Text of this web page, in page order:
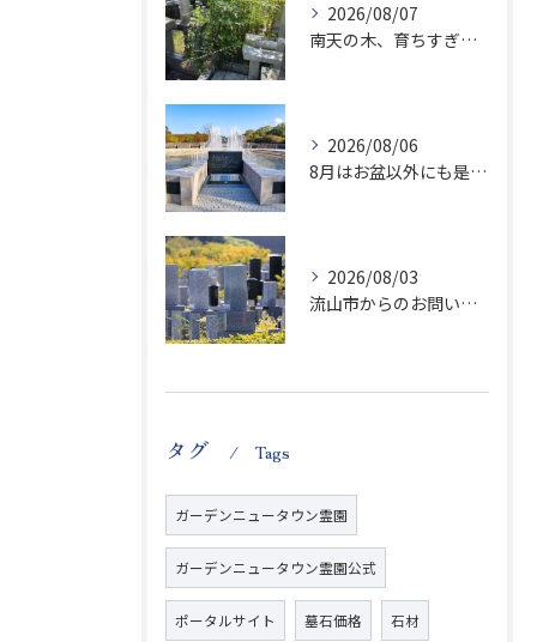
2026/08/07
南天の木、育ちすぎます…笑
2026/08/06
8月はお盆以外にも是非ご供養の気持ちを！
2026/08/03
流山市からのお問い合わせが急増中です、かなり悪質な業者さんとお寺さんらしいです
タグ Tags
ガーデンニュータウン霊園
ガーデンニュータウン霊園公式
ポータルサイト 墓石価格 石材